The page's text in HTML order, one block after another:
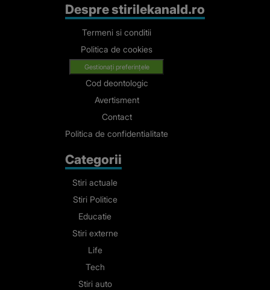
Despre stirilekanald.ro
Termeni si conditii
Politica de cookies
Gestionați preferințele
Cod deontologic
Avertisment
Contact
Politica de confidentialitate
Categorii
Stiri actuale
Stiri Politice
Educatie
Stiri externe
Life
Tech
Stiri auto